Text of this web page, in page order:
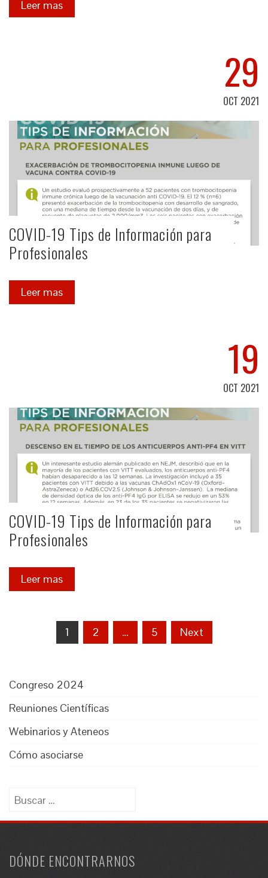
Leer mas
29
OCT 2021
COVID-19 Tips de Información para
Profesionales
Leer mas
19
OCT 2021
COVID-19 Tips de Información para
Profesionales
Leer mas
Paginación1 2 … 5 Next
Congreso 2024
Reuniones Científicas
Webinarios y Ateneos
Cómo asociarse
Buscar:
DÓNDE ENCONTRARNOS